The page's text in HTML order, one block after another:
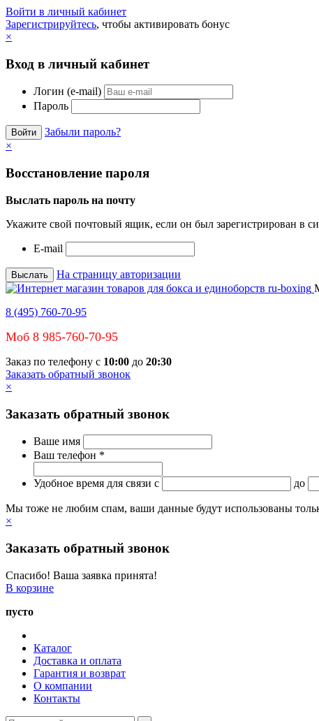
Войти в личный кабинет
Зарегистрируйтесь, чтобы активировать бонус
×
Вход в личный кабинет
Логин (e-mail)
Пароль
Забыли пароль?
×
Восстановление пароля
Выслать пароль на почту
Укажите свой почтовый ящик, если он был зарегистрирован в
E-mail
На страницу авторизации
8 (495) 760-70-95
Моб 8 985-760-70-95
Заказ по телефону с 10:00 до 20:30
Заказать обратный звонок
×
Заказать обратный звонок
Ваше имя
Ваш телефон *
Удобное время для связи c до
Мы тоже не любим спам, ваши данные будут использованы
×
Заказать обратный звонок
Спасибо! Ваша заявка принята!
В корзине
пусто
Каталог
Доставка и оплата
Гарантия и возврат
О компании
Контакты